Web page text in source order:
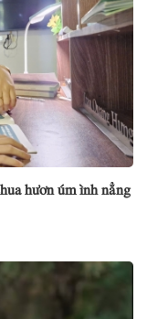
hươn úm ình nẳng